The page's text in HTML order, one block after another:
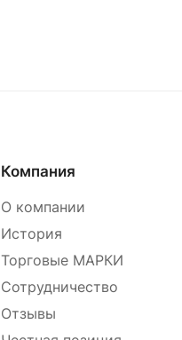
Компания
О компании
История
Торговые МАРКИ
Сотрудничество
Отзывы